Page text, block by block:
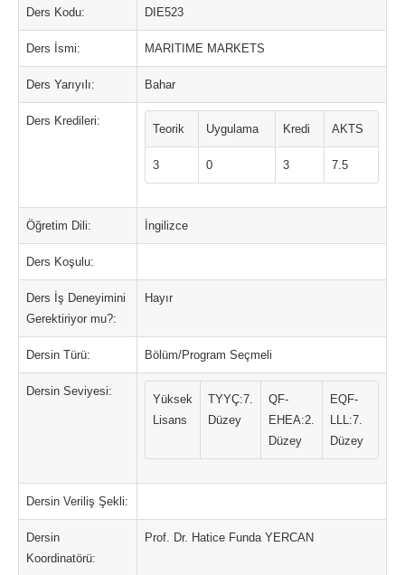
Ders Kodu: DIE523
Ders İsmi: MARITIME MARKETS
Ders Yarıyılı: Bahar
Ders Kredileri:
Teorik Uygulama Kredi AKTS
3 0 3 7.5
Öğretim Dili: İngilizce
Ders Koşulu:
Ders İş Deneyimini
Gerektiriyor mu?:
Hayır
Dersin Türü: Bölüm/Program Seçmeli
Dersin Seviyesi:
Yüksek
Lisans
TYYÇ:7.
Düzey
QF-
EHEA:2.
Düzey
EQF-
LLL:7.
Düzey
Dersin Veriliş Şekli:
Dersin
Koordinatörü:
Prof. Dr. Hatice Funda YERCAN